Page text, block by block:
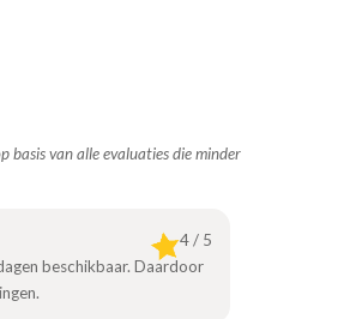
basis van alle evaluaties die minder
4 / 5
beschikbaar. Daardoor